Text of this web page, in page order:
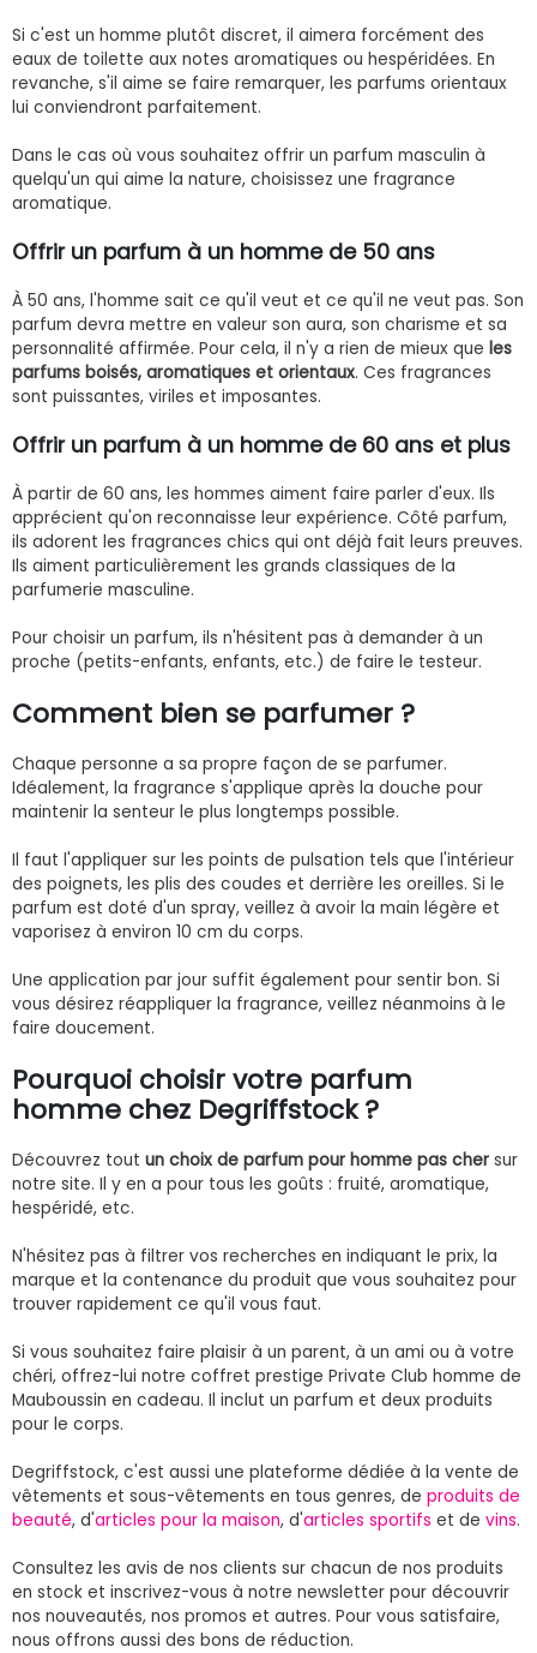
Si c'est un homme plutôt discret, il aimera forcément des
eaux de toilette aux notes aromatiques ou hespéridées. En
revanche, s'il aime se faire remarquer, les parfums orientaux
lui conviendront parfaitement.
Dans le cas où vous souhaitez offrir un parfum masculin à
quelqu'un qui aime la nature, choisissez une fragrance
aromatique.
Offrir un parfum à un homme de 50 ans
À 50 ans, l'homme sait ce qu'il veut et ce qu'il ne veut pas. Son
parfum devra mettre en valeur son aura, son charisme et sa
personnalité affirmée. Pour cela, il n'y a rien de mieux que les
parfums boisés, aromatiques et orientaux. Ces fragrances
sont puissantes, viriles et imposantes.
Offrir un parfum à un homme de 60 ans et plus
À partir de 60 ans, les hommes aiment faire parler d'eux. Ils
apprécient qu'on reconnaisse leur expérience. Côté parfum,
ils adorent les fragrances chics qui ont déjà fait leurs preuves.
Ils aiment particulièrement les grands classiques de la
parfumerie masculine.
Pour choisir un parfum, ils n'hésitent pas à demander à un
proche (petits-enfants, enfants, etc.) de faire le testeur.
Comment bien se parfumer ?
Chaque personne a sa propre façon de se parfumer.
Idéalement, la fragrance s'applique après la douche pour
maintenir la senteur le plus longtemps possible.
Il faut l'appliquer sur les points de pulsation tels que l'intérieur
des poignets, les plis des coudes et derrière les oreilles. Si le
parfum est doté d'un spray, veillez à avoir la main légère et
vaporisez à environ 10 cm du corps.
Une application par jour suffit également pour sentir bon. Si
vous désirez réappliquer la fragrance, veillez néanmoins à le
faire doucement.
Pourquoi choisir votre parfum
homme chez Degriffstock ?
Découvrez tout un choix de parfum pour homme pas cher sur
notre site. Il y en a pour tous les goûts : fruité, aromatique,
hespéridé, etc.
N'hésitez pas à filtrer vos recherches en indiquant le prix, la
marque et la contenance du produit que vous souhaitez pour
trouver rapidement ce qu'il vous faut.
Si vous souhaitez faire plaisir à un parent, à un ami ou à votre
chéri, offrez-lui notre coffret prestige Private Club homme de
Mauboussin en cadeau. Il inclut un parfum et deux produits
pour le corps.
Degriffstock, c'est aussi une plateforme dédiée à la vente de
vêtements et sous-vêtements en tous genres, de produits de
beauté, d'articles pour la maison, d'articles sportifs et de vins.
Consultez les avis de nos clients sur chacun de nos produits
en stock et inscrivez-vous à notre newsletter pour découvrir
nos nouveautés, nos promos et autres. Pour vous satisfaire,
nous offrons aussi des bons de réduction.